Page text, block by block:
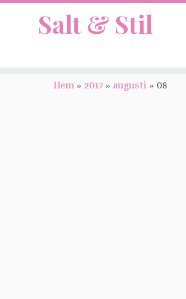
Salt & Stil
Hem » 2017 » augusti » 08